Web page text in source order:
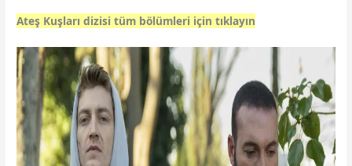
Ateş Kuşları dizisi tüm bölümleri için tıklayın